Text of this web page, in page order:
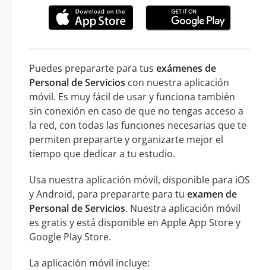
Puedes prepararte para tus exámenes de
Personal de Servicios con nuestra aplicación
móvil. Es muy fácil de usar y funciona también
sin conexión en caso de que no tengas acceso a
la red, con todas las funciones necesarias que te
permiten prepararte y organizarte mejor el
tiempo que dedicar a tu estudio.
Usa nuestra aplicación móvil, disponible para iOS
y Android, para prepararte para tu examen de
Personal de Servicios. Nuestra aplicación móvil
es gratis y está disponible en Apple App Store y
Google Play Store.
La aplicación móvil incluye: